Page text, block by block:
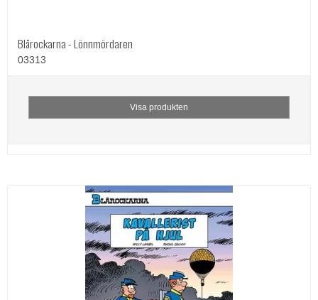
Blårockarna - Lönnmördaren
03313
Visa produkten